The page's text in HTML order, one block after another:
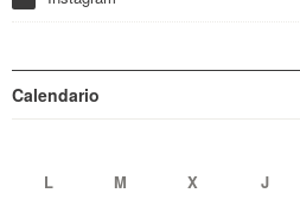
Calendario
L
M X J